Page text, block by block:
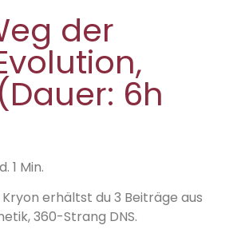
der
6h
1 Min.
erhältst du 3 Beiträge aus
360-Strang DNS.